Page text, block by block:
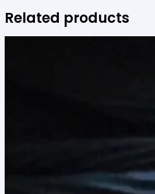
Related products